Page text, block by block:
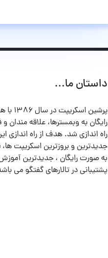
داستان ما...
پرشین
رایگان به وبمسترها، علاقه مندان
راه اندازی شد. هدف از راه اندازی
جدیدترین و بروزترین اسکریپت ها،
به صورت رایگان ، جدیدترین
پشتیبانی در تالارهای گفتگو می